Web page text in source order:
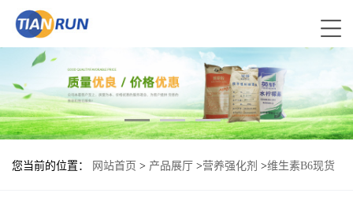
您当前的位置： 网站首页 > 产品展厅 >营养强化剂 >维生素B6现货